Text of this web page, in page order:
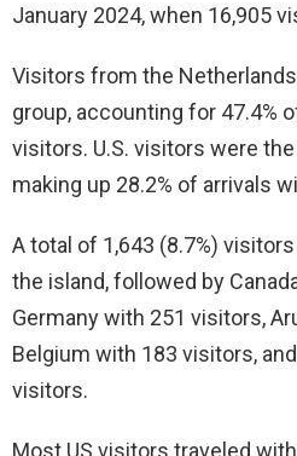
January 2024, when 16,905
Visitors from the
group, accounting for 47.4%
visitors. U.S. visitors were
making up 28.2% of arrivals
A total of 1,643 (8.7%)
the island, followed by
Germany with 251 visitors,
Belgium with 183 visitors,
visitors.
Most US visitors traveled